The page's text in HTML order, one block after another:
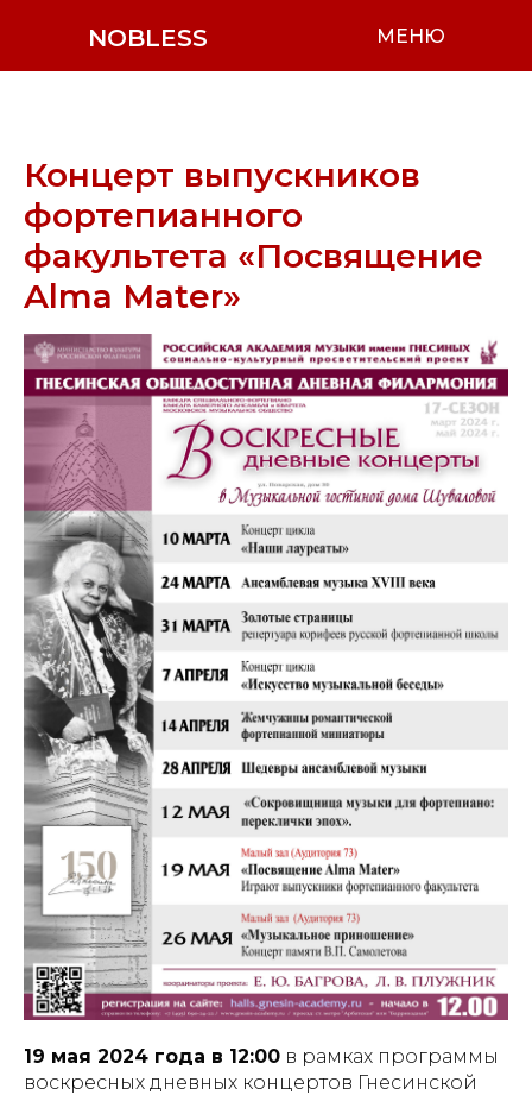
NOBLESS МЕНЮ
Концерт выпускников
фортепианного
факультета «Посвящение
Alma Mater»
19 мая 2024 года в 12:00 в рамках программы
воскресных дневных концертов Гнесинской